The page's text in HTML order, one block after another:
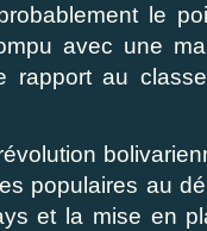
le
avec une
rapport au
populaires au
et la mise en